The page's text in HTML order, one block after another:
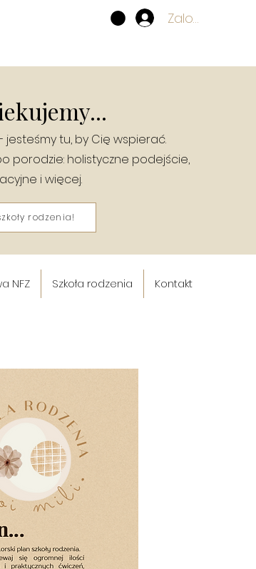
Zaloguj się
tu, by Cię wspierać.
porodzie: holistyczne podejście,
i więcej.
rodzenia!
NFZ Szkoła rodzenia Kontakt